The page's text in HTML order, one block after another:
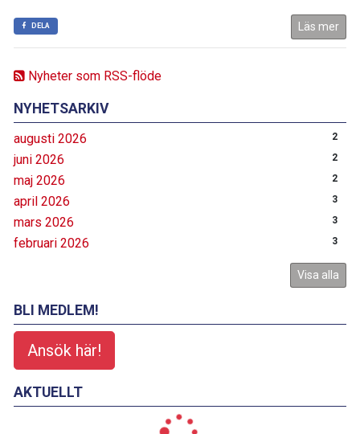
Nyheter som RSS-flöde
NYHETSARKIV
augusti 2026 2
juni 2026 2
maj 2026 2
april 2026 3
mars 2026 3
februari 2026 3
Visa alla
BLI MEDLEM!
Ansök här!
AKTUELLT
DELA Läs mer